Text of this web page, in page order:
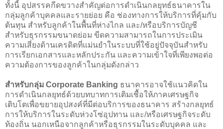
ทั้งนี้ อุปสรรคกีดขวางสำคัญต่อการดำเนินกลยุทธ์ธนาคารใน
กลุ่มลูกค้าบุคคลและรายย่อย คือ ช่องทางการให้บริการที่คุ้มกับ
ต้นทุน สำหรับลูกค้าในพื้นที่ห่างไกล และ/หรือบริการบัญชี
สำหรับธุรกรรมขนาดย่อม ขีดความสามารถในการประเมิน
ความเสี่ยงด้านเครดิตที่แม่นยำในระบบที่ใช้อยู่ปัจจุบันสำหรับ
การเรียกเอกสารและหลักประกัน และความเข้าใจที่เพียงพอต่อ
ความต้องการของลูกค้าในกลุ่มดังกล่าว
สำหรับกลุ่ม Corporate Banking ธนาคารอาจใช้แนวคิดใน
การดำเนินกลยุทธ์ด้วยบทบาทการเติมเชื้อให้ภาคเศรษฐกิจ
เติบโตเพื่อขยายอุปสงค์ที่มีต่อบริการของธนาคาร สร้างกลยุทธ์
การให้บริการในระดับห่วงโซ่อุปทาน และ/หรือเศรษฐกิจระดับ
ท้องถิ่น นอกเหนือจากลูกค้าหรือธุรกรรมในระดับบุคคล และ